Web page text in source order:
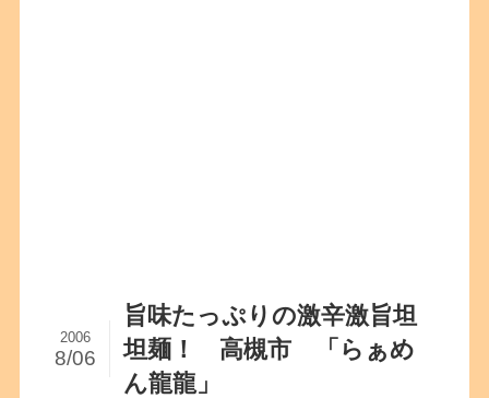
旨味たっぷりの激辛激旨坦
坦麺！ 高槻市 「らぁめ
ん龍龍」
2006
8/06